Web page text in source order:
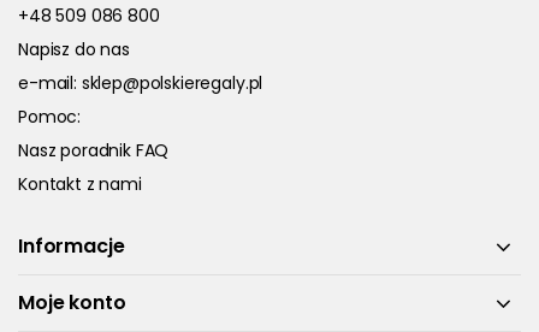
+48 509 086 800
Napisz do nas
e-mail: sklep@polskieregaly.pl
Pomoc:
Nasz poradnik FAQ
Kontakt z nami
Informacje
Moje konto